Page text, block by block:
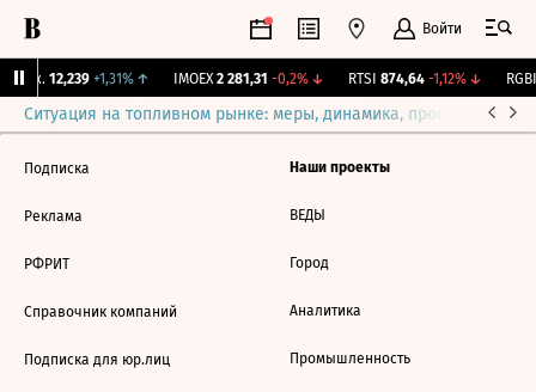
Войти
Бирж. 12,239 +1,31%↑ IMOEX 2 281,31 -0,2%↓ RTSI 874,64 -1,12%↓ RGBI
Ситуация на топливном рынке: меры, динамика, прогнозы
Подписка
Реклама
РФРИТ
Справочник компаний
Подписка для юр.лиц
Наши проекты
ВЕДЫ
Город
Аналитика
Промышленность